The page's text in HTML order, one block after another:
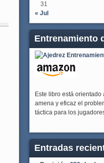
31
« Jul
Entrenamiento
Este libro está
amena y eficaz el
táctica para los
Entradas